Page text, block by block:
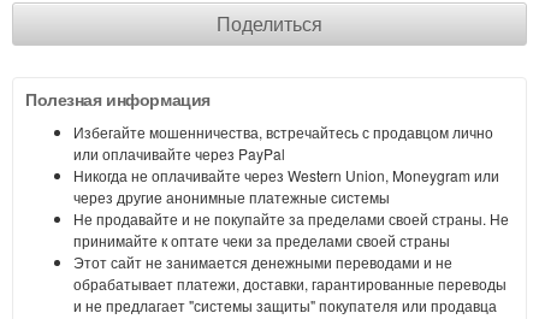
Поделиться
Полезная информация
Избегайте мошенничества, встречайтесь с продавцом лично
или оплачивайте через PayPal
Никогда не оплачивайте через Western Union, Moneygram или
через другие анонимные платежные системы
Не продавайте и не покупайте за пределами своей страны. Не
принимайте к оптате чеки за пределами своей страны
Этот сайт не занимается денежными переводами и не
обрабатывает платежи, доставки, гарантированные переводы
и не предлагает "системы защиты" покупателя или продавца